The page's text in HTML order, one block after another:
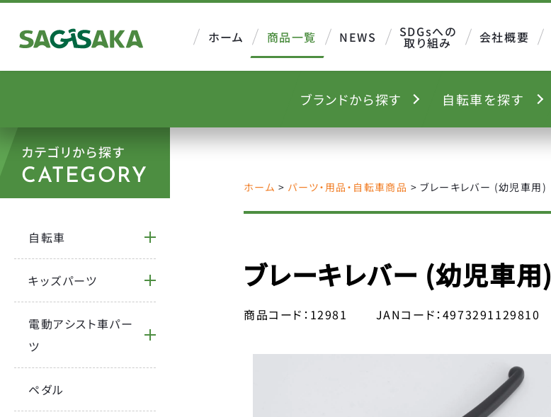
ホーム 商品一覧 NEWS SDGsへの
取り組み 会社概要
ブランドから探す 自転車を探す
カテゴリから探す
CATEGORY
自転車
キッズパーツ
電動アシスト車パー
ツ
ペダル
ホーム > パーツ・用品・自転車商品 >ブレーキレバー (幼児車用)
ブレーキレバー (幼児車用)
商品コード： 12981 JANコード：4973291129810